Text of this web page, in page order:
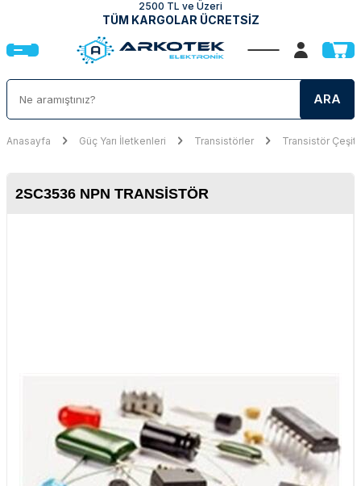
2500 TL ve Üzeri
TÜM KARGOLAR ÜCRETSİZ
ARA
Anasayfa Güç Yarı İletkenleri Transistörler Transistör
2SC3536 NPN TRANSISTÖR